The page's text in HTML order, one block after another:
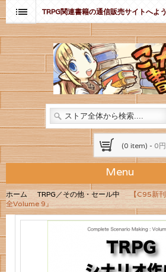
TRPG関連書籍の通信販売サイトへよ
(0 item) - 0円
Menu
ホーム TRPG／その他・セール中
【C95新
全Volume 9』